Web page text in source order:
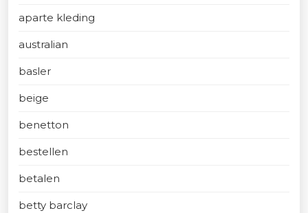
aparte kleding
australian
basler
beige
benetton
bestellen
betalen
betty barclay